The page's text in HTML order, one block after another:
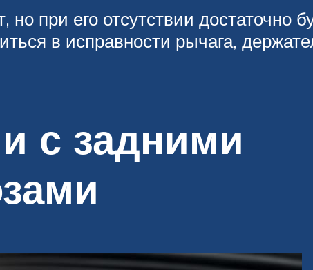
при его отсутствии достаточно
в исправности рычага,
с задними